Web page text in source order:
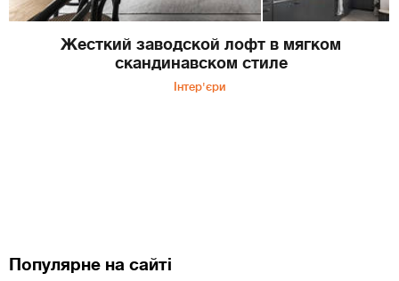
Жесткий заводской лофт в мягком
скандинавском стиле
Інтер'єри
Популярне на сайті